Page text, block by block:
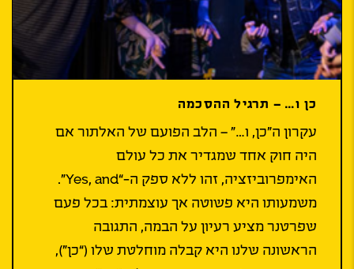
כן ו… – תרגיל ההסכמה
עקרון ה”כן, ו…” – הלב הפועם של האלתור אם
היה חוק אחד שמגדיר את כל עולם
האימפרוביזציה, זהו ללא ספק ה-“Yes, and”.
משמעותו היא פשוטה אך עוצמתית: בכל פעם
שפרטנר מציע רעיון על הבמה, התגובה
הראשונה שלנו היא קבלה מוחלטת שלו (“כן”),